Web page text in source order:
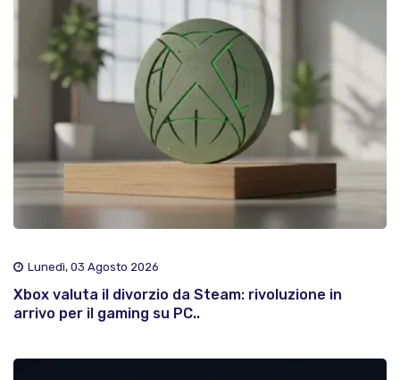
Lunedì, 03 Agosto 2026
Xbox valuta il divorzio da Steam: rivoluzione in
arrivo per il gaming su PC..